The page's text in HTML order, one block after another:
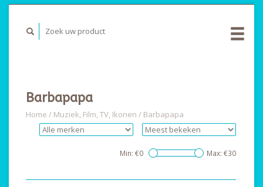
Barbapapa
Home / Muziek, Film, TV, Ikonen / Barbapapa
Min: €0 Max: €30